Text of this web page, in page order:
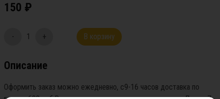
150 ₽
- 1 + В корзину
Описание
Оформить заказ можно ежедневно, с9-16 часов доставка по